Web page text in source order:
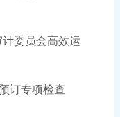
计委员会高效运
订专项检查